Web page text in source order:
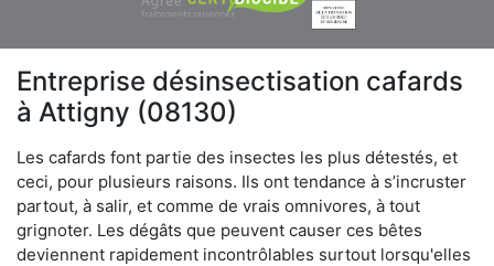
Entreprise désinsectisation cafards
à Attigny (08130)
Les cafards font partie des insectes les plus détestés, et
ceci, pour plusieurs raisons. Ils ont tendance à s’incruster
partout, à salir, et comme de vrais omnivores, à tout
grignoter. Les dégâts que peuvent causer ces bêtes
deviennent rapidement incontrôlables surtout lorsqu'elles